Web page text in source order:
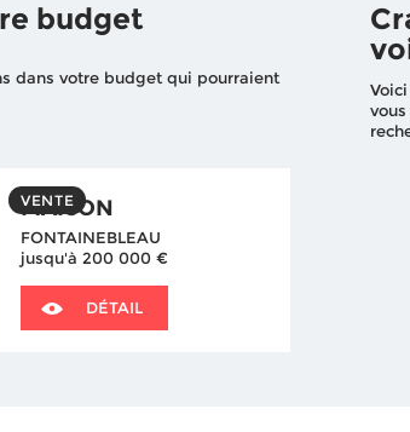
budget
dans votre budget qui pourraient
VENTE
MAISON
FONTAINEBLEAU
jusqu'à 200 000 €
DÉTAIL